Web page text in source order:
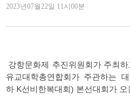
2023년07월22일 11시00분
강항문화제 추진위원회가 주최
유교대학총연합회가 주관하는
하 K선비한복대회) 본선대회가